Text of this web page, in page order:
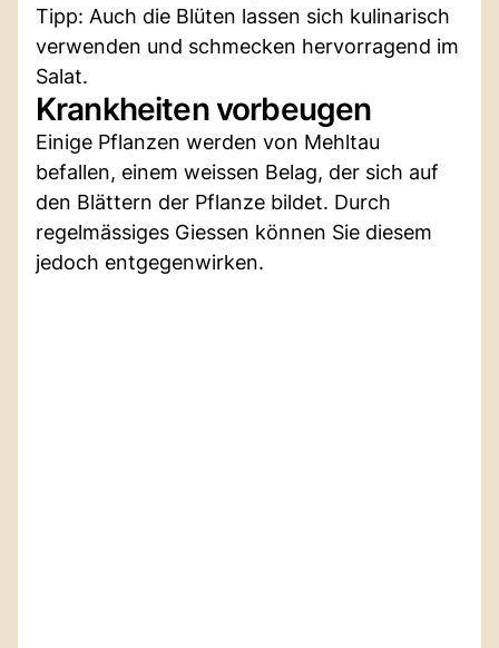
Tipp: Auch die Blüten lassen sich kulinarisch
verwenden und schmecken hervorragend im
Salat.
Krankheiten vorbeugen
Einige Pflanzen werden von Mehltau
befallen, einem weissen Belag, der sich auf
den Blättern der Pflanze bildet. Durch
regelmässiges Giessen können Sie diesem
jedoch entgegenwirken.